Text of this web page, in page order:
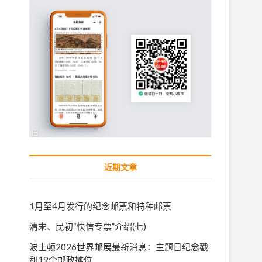
近期文章
1月至4月发行的纪念邮票和特种邮票
清末、民初“快信专票”介绍(七)
波士顿2026世界邮展最新消息：主题日纪念戳
和19个邮政摊位